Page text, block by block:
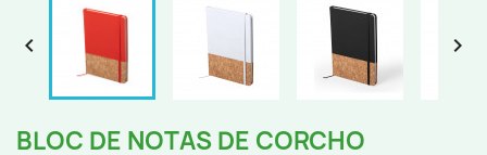
 
BLOC DE NOTAS DE CORCHO